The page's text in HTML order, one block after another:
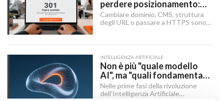
perdere posizionamento:
Redirect 301, URL e
Checklist SEO
Cambiare dominio, CMS, struttura
degli URL o passare a HTTPS sono i
ricerca.
INTELLIGENZA ARTIFICIALE
Non è più "quale modello
AI", ma "quali fondamenta":
dati, infrastruttura,
governance
Nelle prime fasi della rivoluzione
dell'Intelligenza Artificiale